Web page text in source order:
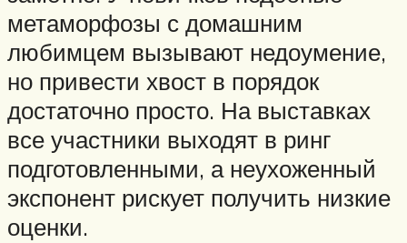
метаморфозы с домашним
любимцем вызывают недоумение,
но привести хвост в порядок
достаточно просто. На выставках
все участники выходят в ринг
подготовленными, а неухоженный
экспонент рискует получить низкие
оценки.